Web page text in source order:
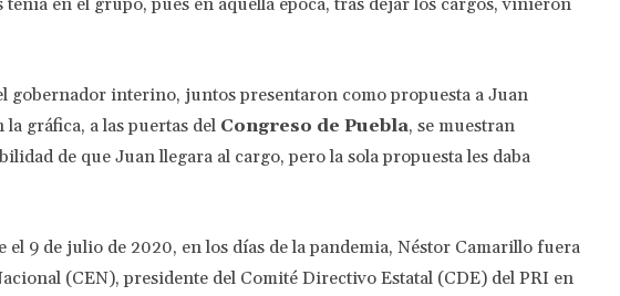
gobernador interino, juntos presentaron como propuesta a Juan
gráfica, a las puertas del Congreso de Puebla, se muestran
de que Juan llegara al cargo, pero la sola propuesta les daba
el 9 de julio de 2020, en los días de la pandemia, Néstor Camarillo fuera
(CEN), presidente del Comité Directivo Estatal (CDE) del PRI en